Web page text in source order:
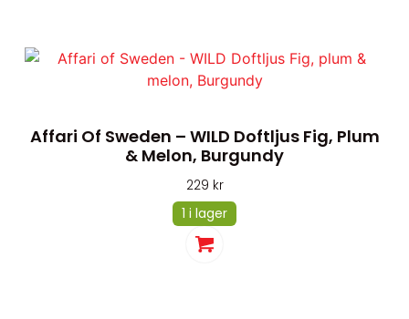
Affari Of Sweden – WILD Doftljus Fig, Plum
& Melon, Burgundy
229 kr
1 i lager